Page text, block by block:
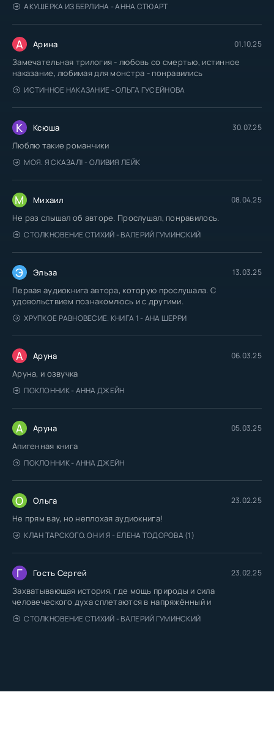
АКУШЕРКА ИЗ БЕРЛИНА - АННА СТЮАРТ
А Арина 01.10.25
Замечательная трилогия - любовь со смертью, истинное
наказание, любимая для монстра - понравились
ИСТИННОЕ НАКАЗАНИЕ - ОЛЬГА ГУСЕЙНОВА
К Ксюша 30.07.25
Люблю такие романчики
МОЯ. Я СКАЗАЛ! - ОЛИВИЯ ЛЕЙК
М Михаил 08.04.25
Не раз слышал об авторе. Прослушал, понравилось.
СТОЛКНОВЕНИЕ СТИХИЙ - ВАЛЕРИЙ ГУМИНСКИЙ
Э Эльза 13.03.25
Первая аудиокнига автора, которую прослушала. С
удовольствием познакомлюсь и с другими.
ХРУПКОЕ РАВНОВЕСИЕ. КНИГА 1 - АНА ШЕРРИ
А Аруна 06.03.25
Аруна, и озвучка
ПОКЛОННИК - АННА ДЖЕЙН
А Аруна 05.03.25
Апигенная книга
ПОКЛОННИК - АННА ДЖЕЙН
О Ольга 23.02.25
Не прям вау, но неплохая аудиокнига!
КЛАН ТАРСКОГО. ОН И Я - ЕЛЕНА ТОДОРОВА (1)
Г Гость Сергей 23.02.25
Захватывающая история, где мощь природы и сила
человеческого духа сплетаются в напряжённый и
СТОЛКНОВЕНИЕ СТИХИЙ - ВАЛЕРИЙ ГУМИНСКИЙ